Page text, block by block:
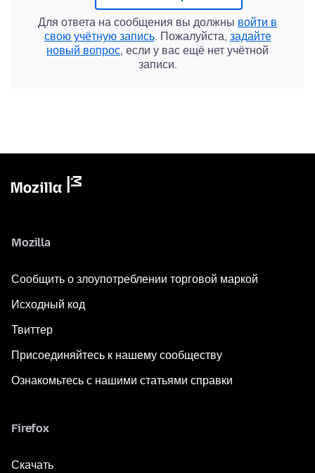
Для ответа на сообщения вы должны войти в
свою учётную запись. Пожалуйста, задайте
новый вопрос, если у вас ещё нет учётной
записи.
Mozilla
Сообщить о злоупотреблении торговой маркой
Исходный код
Твиттер
Присоединяйтесь к нашему сообществу
Ознакомьтесь с нашими статьями справки
Firefox
Скачать